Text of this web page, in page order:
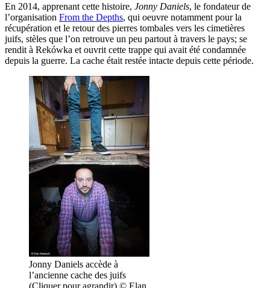
En 2014, apprenant cette histoire, Jonny Daniels, le fondateur de
l’organisation From the Depths, qui oeuvre notamment pour la
récupération et le retour des pierres tombales vers les cimetières
juifs, stèles que l’on retrouve un peu partout à travers le pays; se
rendit à Rekówka et ouvrit cette trappe qui avait été condamnée
depuis la guerre. La cache était restée intacte depuis cette période.
Jonny Daniels accède à
l’ancienne cache des juifs
(Cliquer pour agrandir) © Elan